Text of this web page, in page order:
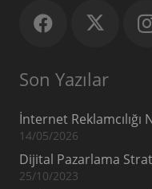
Son Yazılar
İnternet Reklamcılığı
14/05/2026
Dijital Pazarlama
25/10/2023